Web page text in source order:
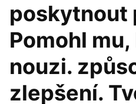
poskytnout
Pomohl
nouzi.
zlepšení.